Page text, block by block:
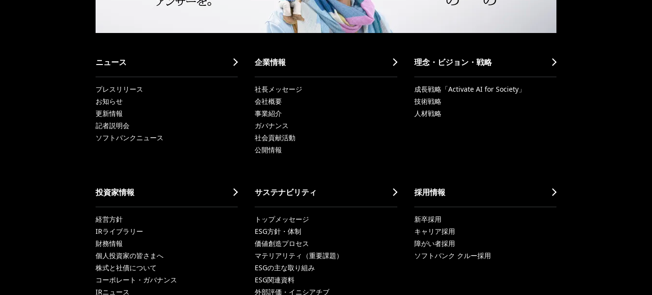
ニュース
プレスリリース
お知らせ
更新情報
記者説明会
ソフトバンクニュース
企業情報
社長メッセージ
会社概要
事業紹介
ガバナンス
社会貢献活動
公開情報
理念・ビジョン・戦略
成長戦略「Activate AI for Society」
技術戦略
人材戦略
投資家情報
経営方針
IRライブラリー
財務情報
個人投資家の皆さまへ
株式と社債について
コーポレート・ガバナンス
IRニュース
サステナビリティ
トップメッセージ
ESG方針・体制
価値創造プロセス
マテリアリティ（重要課題）
ESGの主な取り組み
ESG関連資料
外部評価・イニシアチブ
採用情報
新卒採用
キャリア採用
障がい者採用
ソフトバンク クルー採用